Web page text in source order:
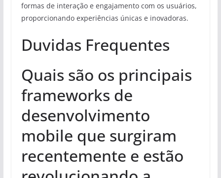
formas de interação e engajamento com os usuários,
proporcionando experiências únicas e inovadoras.
Duvidas Frequentes
Quais são os principais
frameworks de
desenvolvimento
mobile que surgiram
recentemente e estão